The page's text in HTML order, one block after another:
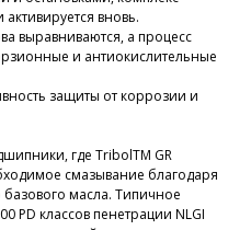
вновь.
выравниваются, а процесс
и антиокислительные
защиты от коррозии и
где TribolTM GR
смазывание благодаря
масла. Типичное
PD классов пенетрации NLGI